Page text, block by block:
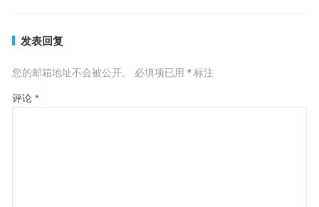
发表回复
您的邮箱地址不会被公开。 必填项已用 *标注
评论 *